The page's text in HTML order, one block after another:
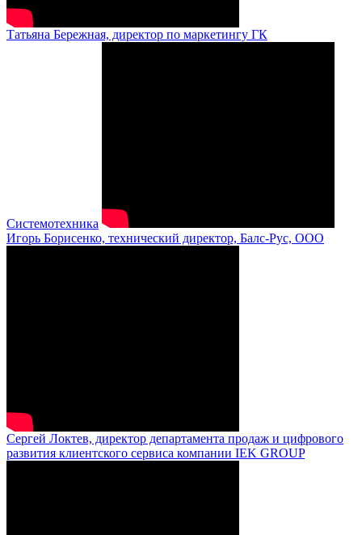
Татьяна Бережная, директор по маркетингу ГК
Системотехника
Игорь Борисенко, технический директор, Балс-Рус, ООО
Сергей Локтев, директор департамента продаж и цифрового
развития клиентского сервиса компании IEK GROUP